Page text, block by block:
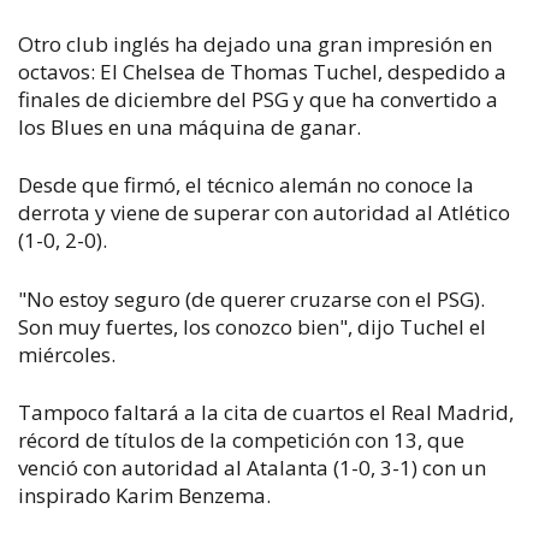
Otro club inglés ha dejado una gran impresión en
octavos: El Chelsea de Thomas Tuchel, despedido a
finales de diciembre del PSG y que ha convertido a
los Blues en una máquina de ganar.
Desde que firmó, el técnico alemán no conoce la
derrota y viene de superar con autoridad al Atlético
(1-0, 2-0).
"No estoy seguro (de querer cruzarse con el PSG).
Son muy fuertes, los conozco bien", dijo Tuchel el
miércoles.
Tampoco faltará a la cita de cuartos el Real Madrid,
récord de títulos de la competición con 13, que
venció con autoridad al Atalanta (1-0, 3-1) con un
inspirado Karim Benzema.